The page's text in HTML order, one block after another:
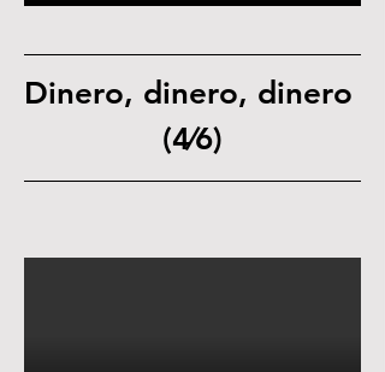
Dinero, dinero, dinero
(4⁄6)